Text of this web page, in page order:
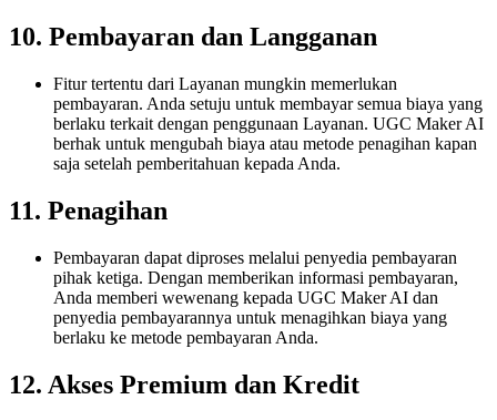
10. Pembayaran dan Langganan
Fitur tertentu dari Layanan mungkin memerlukan
pembayaran. Anda setuju untuk membayar semua biaya yang
berlaku terkait dengan penggunaan Layanan. UGC Maker AI
berhak untuk mengubah biaya atau metode penagihan kapan
saja setelah pemberitahuan kepada Anda.
11. Penagihan
Pembayaran dapat diproses melalui penyedia pembayaran
pihak ketiga. Dengan memberikan informasi pembayaran,
Anda memberi wewenang kepada UGC Maker AI dan
penyedia pembayarannya untuk menagihkan biaya yang
berlaku ke metode pembayaran Anda.
12. Akses Premium dan Kredit